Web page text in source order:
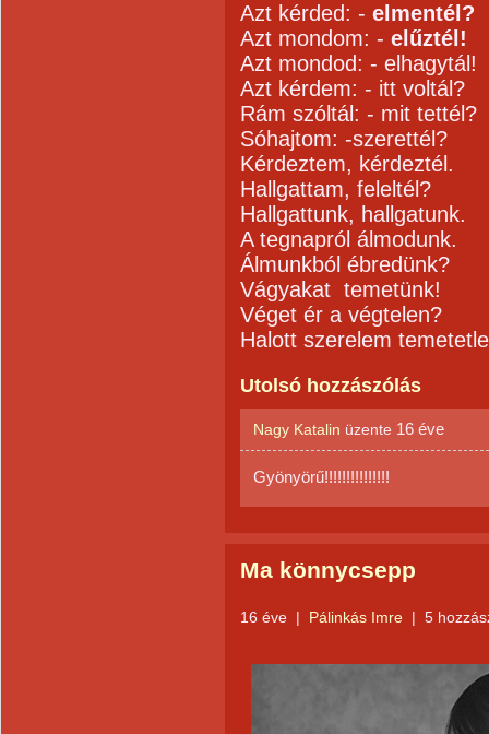
Azt kérded: - elmentél?
Azt mondom: - elűztél!
Azt mondod: - elhagytál!
Azt kérdem: - itt voltál?
Rám szóltál: - mit tettél?
Sóhajtom: -szerettél?
Kérdeztem, kérdeztél.
Hallgattam, feleltél?
Hallgattunk, hallgatunk.
A tegnapról álmodunk.
Álmunkból ébredünk?
Vágyakat temetünk!
Véget ér a végtelen?
Halott szerelem
Utolsó hozzászólás
Nagy Katalin üzente 16 éve
Gyönyörű!!!!!!!!!!!!!!!
Ma könnycsepp
16 éve | Pálinkás Imre | 5